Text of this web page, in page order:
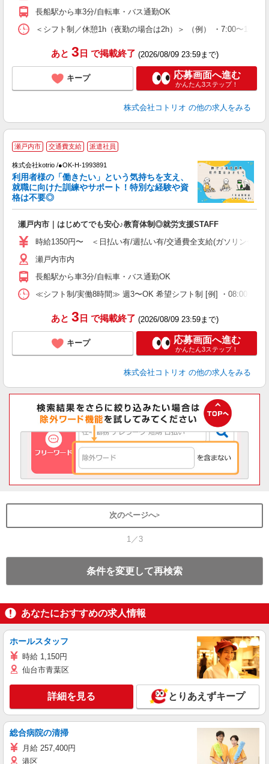
長船駅から車3分/自転車・バス通勤OK
＜シフト制／休憩1h（夜勤の場合は2h）＞ （例） ・7:00〜
あと 3 日 で掲載終了 (2026/08/09 23:59まで)
キープ 応募画面へ進む
かんたん3ステップ！
株式会社コトリオ の他の求人をみる
瀬戸内市 交通費支給 派遣社員
株式会社kotrio /●OK-H-1993891
利用者様の「働きたい」という気持ちを支え、
就職に向けた訓練やサポート！特別な経験や資
格は不要◎
瀬戸内市｜はじめてでも安心♪教育体制◎就労支援STAFF
時給1350円〜 ＜日払い有/週払い有/交通費全支給(ガソリン代含
瀬戸内市内
長船駅から車3分/自転車・バス通勤OK
≪シフト制/実働8時間≫ 週3〜OK 希望シフト制 [例] ・08:00 〜
あと 3 日 で掲載終了 (2026/08/09 23:59まで)
キープ 応募画面へ進む
かんたん3ステップ！
株式会社コトリオ の他の求人をみる
次のページへ
1／3
条件を変更して再検索
あなたにおすすめの求人情報
ホールスタッフ
時給 1,150円
仙台市青葉区
詳細を見る とりあえずキープ
総合病院の清掃
月給 257,400円
港区